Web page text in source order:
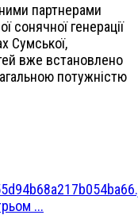
партнерами
сонячної генерації
Сумської,
вже встановлено
потужністю
...